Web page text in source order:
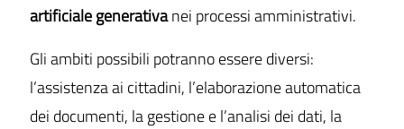
artificiale generativanei processi amministrativi.
Gli ambiti possibili potranno essere diversi:
l’assistenza ai cittadini, l’elaborazione automatica
dei documenti, la gestione e l’analisi dei dati, la